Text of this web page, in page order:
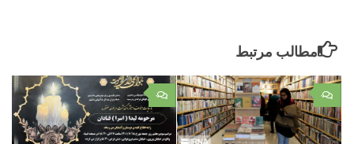
مطالب مرتبط
۰ ۰